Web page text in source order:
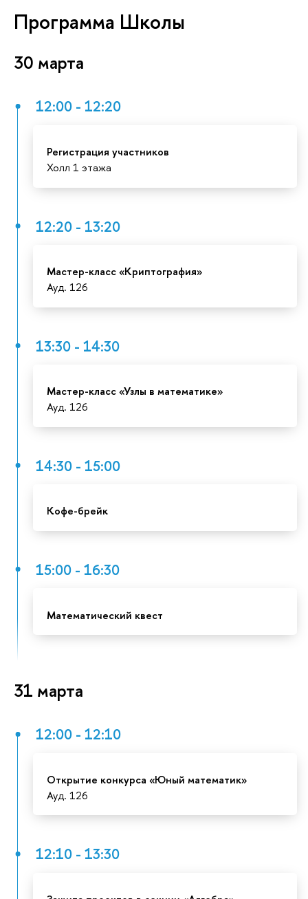
Программа Школы
30 марта
12:00 - 12:20
Регистрация участнико
Холл 1 этажа
12:20 - 13:20
Мастер-класс «Криптография»
Ауд. 126
13:30 - 14:30
Мастер-класс «Узлы в математике»
Ауд. 126
14:30 - 15:00
Кофе-брейк
15:00 - 16:30
Математический квест
31 марта
12:00 - 12:10
Открытие конкурса «Юный математик»
Ауд. 126
12:10 - 13:30